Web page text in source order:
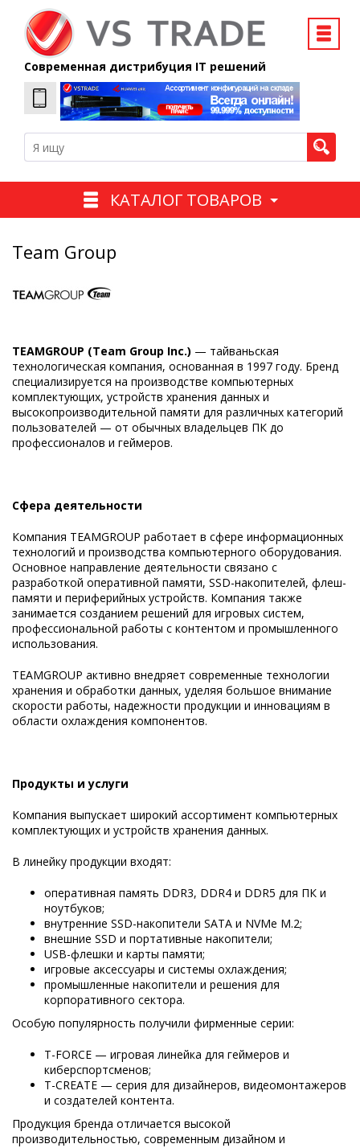
Современная дистрибуция IT решений
КАТАЛОГ ТОВАРОВ
Team Group
TEAMGROUP (Team Group Inc.) — тайваньская
технологическая компания, основанная в 1997 году. Бренд
специализируется на производстве компьютерных
комплектующих, устройств хранения данных и
высокопроизводительной памяти для различных категорий
пользователей — от обычных владельцев ПК до
профессионалов и геймеров.
Сфера деятельности
Компания TEAMGROUP работает в сфере информационных
технологий и производства компьютерного оборудования.
Основное направление деятельности связано с
разработкой оперативной памяти, SSD-накопителей, флеш-
памяти и периферийных устройств. Компания также
занимается созданием решений для игровых систем,
профессиональной работы с контентом и промышленного
использования.
TEAMGROUP активно внедряет современные технологии
хранения и обработки данных, уделяя большое внимание
скорости работы, надежности продукции и инновациям в
области охлаждения компонентов.
Продукты и услуги
Компания выпускает широкий ассортимент компьютерных
комплектующих и устройств хранения данных.
В линейку продукции входят:
оперативная память DDR3, DDR4 и DDR5 для ПК и
ноутбуков;
внутренние SSD-накопители SATA и NVMe M.2;
внешние SSD и портативные накопители;
USB-флешки и карты памяти;
игровые аксессуары и системы охлаждения;
промышленные накопители и решения для
корпоративного сектора.
Особую популярность получили фирменные серии:
T-FORCE — игровая линейка для геймеров и
киберспортсменов;
T-CREATE — серия для дизайнеров, видеомонтажеров
и создателей контента.
Продукция бренда отличается высокой
производительностью, современным дизайном и